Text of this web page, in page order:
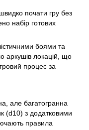
почати гру без
набір готових
боями та
аркушів локацій, що
процес за
але багатогранна
(d10) з додатковими
правила